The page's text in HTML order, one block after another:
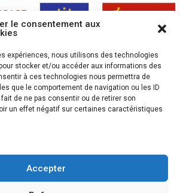
le consentement aux
expériences, nous utilisons des technologies
stocker et/ou accéder aux informations des
à ces technologies nous permettra de
que le comportement de navigation ou les ID
de ne pas consentir ou de retirer son
un effet négatif sur certaines caractéristiques
Accepter